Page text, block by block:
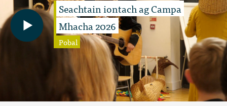
Seachtain iontach ag Campa
Mhacha 2026
Pobal